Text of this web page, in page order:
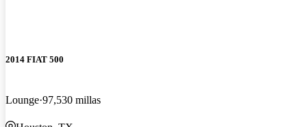
2014 FIAT 500
Lounge 97,530 millas